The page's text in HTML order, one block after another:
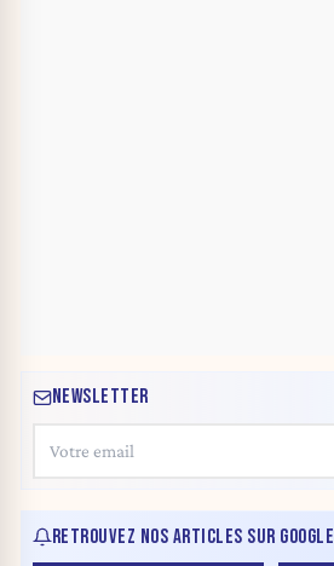
NEWSLETTER
RETROUVEZ NOS ARTICLES SUR GOOGLE